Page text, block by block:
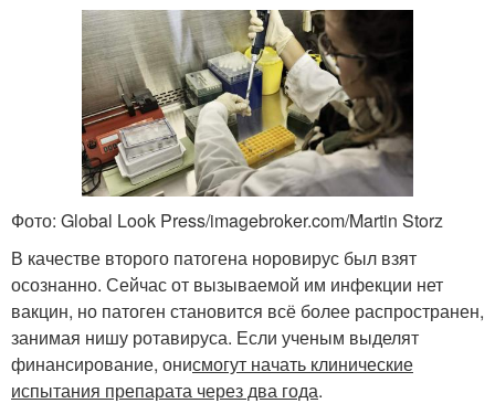
Фото: Global Look Press/imagebroker.com/Martin Storz
В качестве второго патогена норовирус был взят
осознанно. Сейчас от вызываемой им инфекции нет
вакцин, но патоген становится всё более распространен,
занимая нишу ротавируса. Если ученым выделят
финансирование, онисмогут начать клинические
испытания препарата через два года.